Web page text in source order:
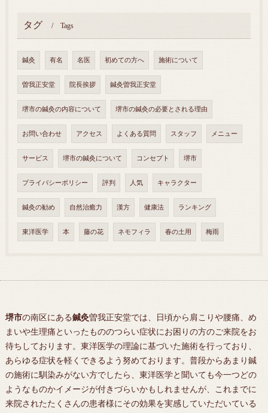
タグ Tags
鍼灸 有名 名医 初めての方へ 施術について
曽我正安堂 院長挨拶 鍼灸曽我正安堂
堺市の鍼灸の内容について 堺市の鍼灸の必要とされる理由
お問い合わせ アクセス よくある質問 スタッフ メニュー
サービス 堺市の鍼灸について コンセプト 堺市
プライバシーポリシー 評判 人気 キャラクター
鍼灸の勧め 自然治癒力 漢方 健康法 ランキング
東洋医学 本 藤の花 ネモフィラ 春の土用 梅雨
堺市の南区にある鍼灸曽我正安堂では、日頃から肩こりや腰痛、め
まいや生理痛といったもののつらい症状にお困りの方のご来院をお
待ちしております。東洋医学の理論に基づいた施術を行っており、
あらゆる症状を軽くできるよう努めております。普段からあまり鍼
の施術に馴染みがない方でしたら、東洋医学と聞いても今一つどの
ようなものかイメージが付きづらいかもしれませんが、これまでに
来院されたたくさんの患者様にその効果を実感していただいている